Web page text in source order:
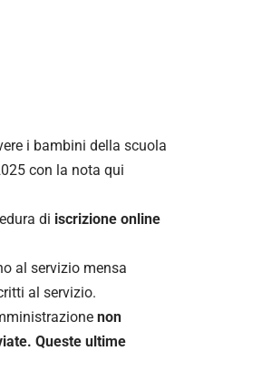
i bambini della scuola
con la nota qui
di iscrizione online
al servizio mensa
al servizio.
non
Queste ultime